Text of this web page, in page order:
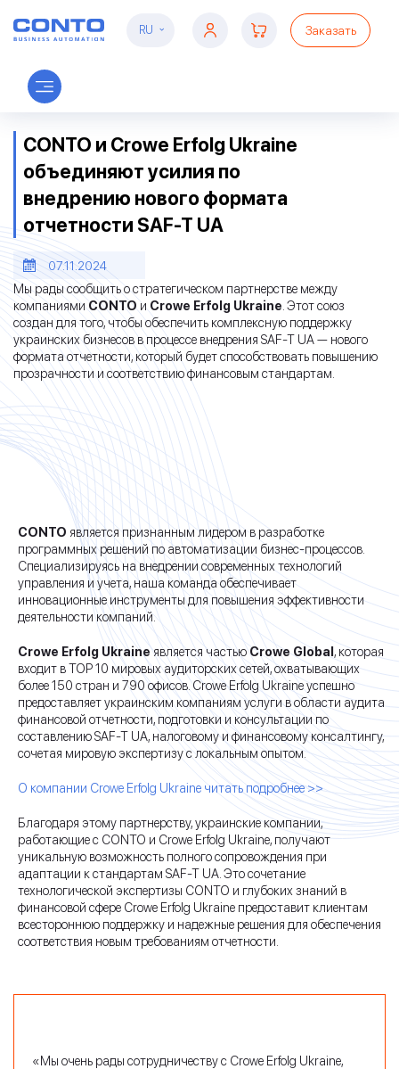
RU Заказать
Новости
CONTO и Crowe Erfolg Ukraine
объединяют усилия по
внедрению нового формата
отчетности SAF-T UA
07.11.2024
Мы рады сообщить о стратегическом партнерстве между
компаниями CONTO и Crowe Erfolg Ukraine . Этот союз
создан для того, чтобы обеспечить комплексную поддержку
украинских бизнесов в процессе внедрения SAF-T UA — нового
формата отчетности, который будет способствовать повышению
прозрачности и соответствию финансовым стандартам.
CONTO является признанным лидером в разработке
программных решений по автоматизации бизнес-процессов.
Специализируясь на внедрении современных технологий
управления и учета, наша команда обеспечивает
инновационные инструменты для повышения эффективности
деятельности компаний.
Crowe Erfolg Ukraineявляется частьюCrowe Global, которая
входит в ТОР 10 мировых аудиторских сетей, охватывающих
более 150 стран и 790 офисов. Crowe Erfolg Ukraine успешно
предоставляет украинским компаниям услуги в области аудита
финансовой отчетности, подготовки и консультации по
составлению SAF-T UA, налоговому и финансовому консалтингу,
сочетая мировую экспертизу с локальным опытом.
О компании Crowe Erfolg Ukraine читать подробнее >>
Благодаря этому партнерству, украинские компании,
работающие с CONTO и Crowe Erfolg Ukraine, получают
уникальную возможность полного сопровождения при
адаптации к стандартам SAF-T UA. Это сочетание
технологической экспертизы CONTO и глубоких знаний в
финансовой сфере Crowe Erfolg Ukraine предоставит клиентам
всестороннюю поддержку и надежные решения для обеспечения
соответствия новым требованиям отчетности.
«Мы очень рады сотрудничеству с Crowe Erfolg Ukraine,